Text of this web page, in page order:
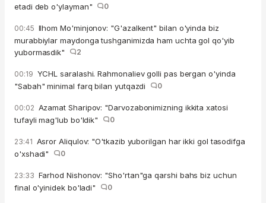
etadi deb o'ylayman"
0
00:45 Ilhom Mo'minjonov: "G'azalkent" bilan o'yinda biz
murabbiylar maydonga tushganimizda ham uchta gol qo'yib
yubormasdik"
2
00:19 YCHL saralashi. Rahmonaliev golli pas bergan o'yinda
"Sabah" minimal farq bilan yutqazdi
0
00:02 Azamat Sharipov: "Darvozabonimizning ikkita xatosi
tufayli mag'lub bo'ldik"
0
23:41 Asror Aliqulov: "O'tkazib yuborilgan har ikki gol tasodifga
o'xshadi"
0
23:33 Farhod Nishonov: "Sho'rtan"ga qarshi bahs biz uchun
final o'yinidek bo'ladi"
0